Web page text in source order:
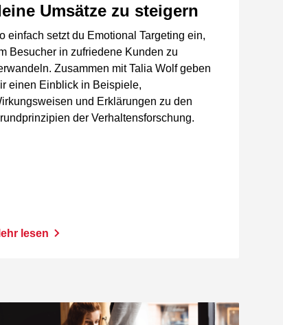
Umsätze zu steigern
einfach setzt du Emotional Targeting ein,
Besucher in zufriedene Kunden zu
Zusammen mit Talia Wolf geben
einen Einblick in Beispiele,
und Erklärungen zu den
der Verhaltensforschung.
lesen